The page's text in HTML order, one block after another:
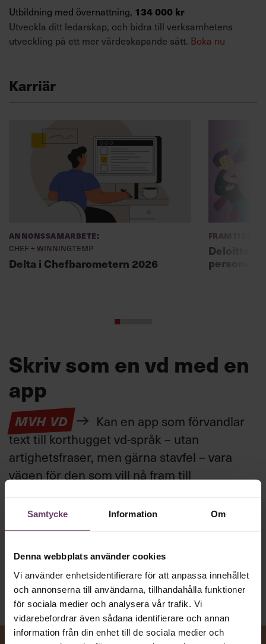
Samtycke Information Om
Denna webbplats använder cookies
Vi använder enhetsidentifierare för att anpassa innehållet
och annonserna till användarna, tillhandahålla funktioner
för sociala medier och analysera vår trafik. Vi
vidarebefordrar även sådana identifierare och annan
information från din enhet till de sociala medier och
Utbildning med övernattning, 134 000 kr
Utveckla ditt ledarskap, och bidra till verksamhetens
utveckling på ett mer värdeskapande sätt. Boka nu
Karriär
Annonssamarbete:
Chef + Winningtemp
Delta i Chefbarometern 2026
Deloitte:
personal
Skriv som en vd med en
app
MVH VD
Kan en app som förvandlar
text till korthugget vd-språk – utan
artighetsfraser, men gärna stavfel – vara
vägen för den som vill nå fram till
Kommunikation
Publicerad2026-08-07